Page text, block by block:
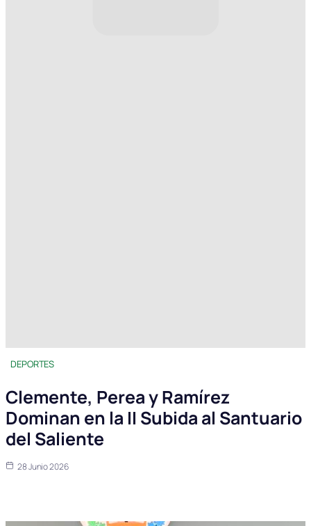
DEPORTES
Clemente, Perea y Ramírez
Dominan en la II Subida al Santuario
del Saliente
28 Junio 2026